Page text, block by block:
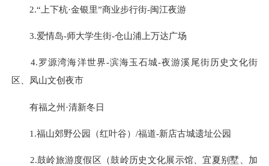
2.“上下杭·金银里”商业步行街-闽江夜游
3.爱情岛-师大学生街-仓山浦上万达广场
4.罗源湾海洋世界-滨海玉石城-夜游溪尾街历史文化街
区、凤山文创夜市
有福之州·清新冬日
1.福山郊野公园（红叶谷）/福道-新店古城遗址公园
2.鼓岭旅游度假区（鼓岭历史文化展示馆、宜夏别墅、加